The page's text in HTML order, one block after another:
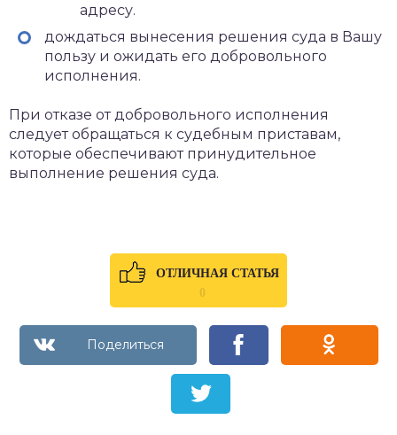
адресу.
дождаться вынесения решения суда в Вашу
пользу и ожидать его добровольного
исполнения.
При отказе от добровольного исполнения
следует обращаться к судебным приставам,
которые обеспечивают принудительное
выполнение решения суда.
ОТЛИЧНАЯ СТАТЬЯ
0